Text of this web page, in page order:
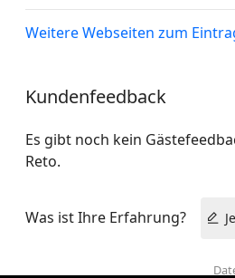
Weitere Webseiten zum
Kundenfeedback
Es gibt noch kein
Reto.
Was ist Ihre Erfahrung?